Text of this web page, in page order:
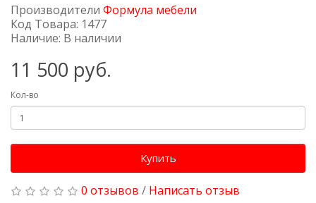
Производители Формула мебели
Код Товара: 1477
Наличие: В наличии
11 500 руб.
Кол-во
Купить
0 отзывов / Написать отзыв